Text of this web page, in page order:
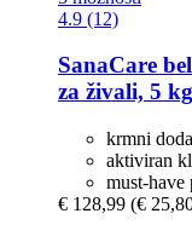
4.9 (12)
SanaCare
za živali, 5 kg
krmni
aktiviran
must-have
€ 128,99 (€